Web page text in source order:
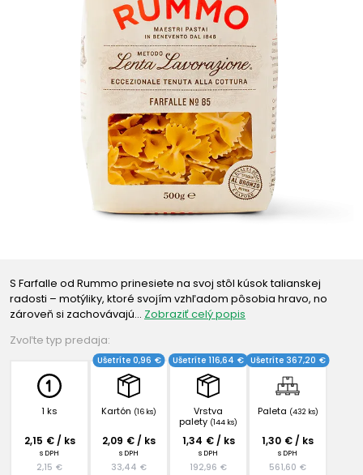
S Farfalle od Rummo prinesiete na svoj stôl kúsok talianskej
radosti – motýliky, ktoré svojím vzhľadom pôsobia hravo, no
zároveň si zachovávajú… Zobraziť celý popis
Zvoľte typ predaja:
1 ks
2,15 € / ks
s DPH
2,15 €
Kartón (16 ks)
Ušetríte 0,96 €
2,09 € / ks
s DPH
33,44 €
Vrstva
palety (144 ks)
Ušetríte 116,64 €
1,34 € / ks
s DPH
192,96 €
Paleta (432 ks)
Ušetríte 367,20 €
1,30 € / ks
s DPH
561,60 €